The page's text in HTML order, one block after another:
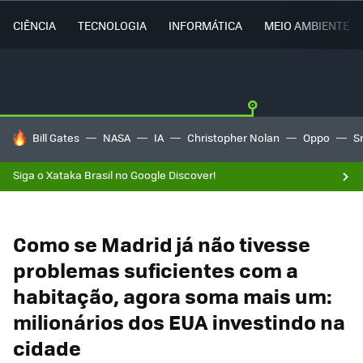
CIÊNCIA TECNOLOGIA INFORMÁTICA MEIO AMBIENTE
TENDÊNCIAS DO DIA
Bill Gates NASA IA Christopher Nolan Oppo
Siga o Xataka Brasil no Google Discover!
Como se Madrid já não tivesse
problemas suficientes com a
habitação, agora soma mais um:
milionários dos EUA investindo na
cidade